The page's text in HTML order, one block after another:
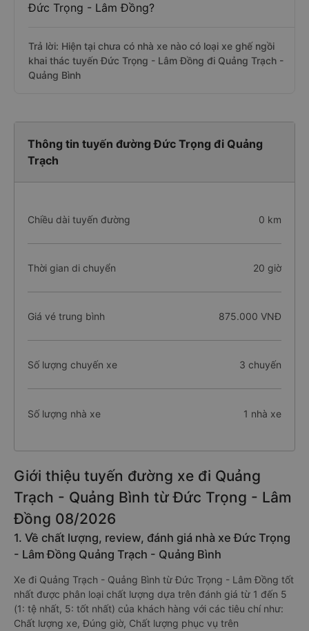
Đức Trọng - Lâm Đồng?
Trả lời: Hiện tại chưa có nhà xe nào có loại xe ghế ngồi
khai thác tuyến Đức Trọng - Lâm Đồng đi Quảng Trạch -
Quảng Bình
Thông tin tuyến đường Đức Trọng đi Quảng
Trạch
Chiều dài tuyến đường 0 km
Thời gian di chuyển 20 giờ
Giá vé trung bình 875.000 VNĐ
Số lượng chuyến xe 3 chuyến
Số lượng nhà xe 1 nhà xe
Giới thiệu tuyến đường xe đi Quảng
Trạch - Quảng Bình từ Đức Trọng - Lâm
Đồng 08/2026
1. Về chất lượng, review, đánh giá nhà xe Đức Trọng
- Lâm Đồng Quảng Trạch - Quảng Bình
Xe đi Quảng Trạch - Quảng Bình từ Đức Trọng - Lâm Đồng tốt
nhất được phân loại chất lượng dựa trên đánh giá từ 1 đến 5
(1: tệ nhất, 5: tốt nhất) của khách hàng với các tiêu chí như:
Chất lượng xe, Đúng giờ, Chất lượng phục vụ trên